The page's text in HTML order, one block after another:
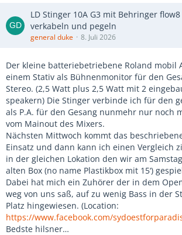
LD Stinger 10A G3 mit Behringer
verkabeln und pegeln
general duke 8. Juli 2026
Der kleine batteriebetriebene Roland mobil
einem Stativ als Bühnenmonitor für den
Stereo. (2,5 Watt plus 2,5 Watt mit 2
speakern) Die Stinger verbinde ich für den
als P.A. für den Gesang nunmehr nur noch
vom Mainout des Mixers.
Nächsten Mittwoch kommt das
Einsatz und dann kann ich einen Vergleich
in der gleichen Lokation den wir am
alten Box (no name Plastikbox mit 15‘)
Dabei hat mich ein Zuhörer der in dem
weg von uns saß, auf zu wenig Bass in der
Platz hingewiesen. (Location:
https://www.facebook.com/
Bedste hilsner…